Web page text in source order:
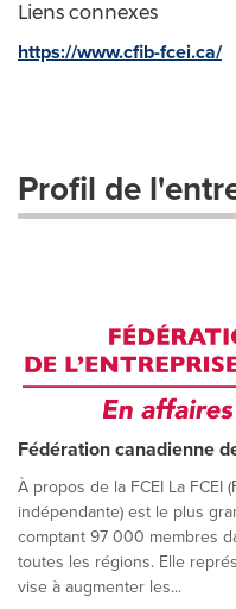
Liens connexes
https://www.cfib-fcei.ca/
Profil de
Fédération canadienne
À propos de la FCEI La FCEI
indépendante) est le plus
comptant 97 000 membres
toutes les régions. Elle
vise à augmenter les...